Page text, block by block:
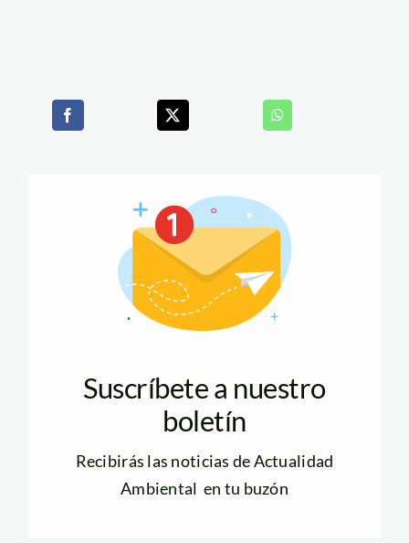
Suscríbete a nuestro
boletín
Recibirás las noticias de Actualidad
Ambiental en tu buzón